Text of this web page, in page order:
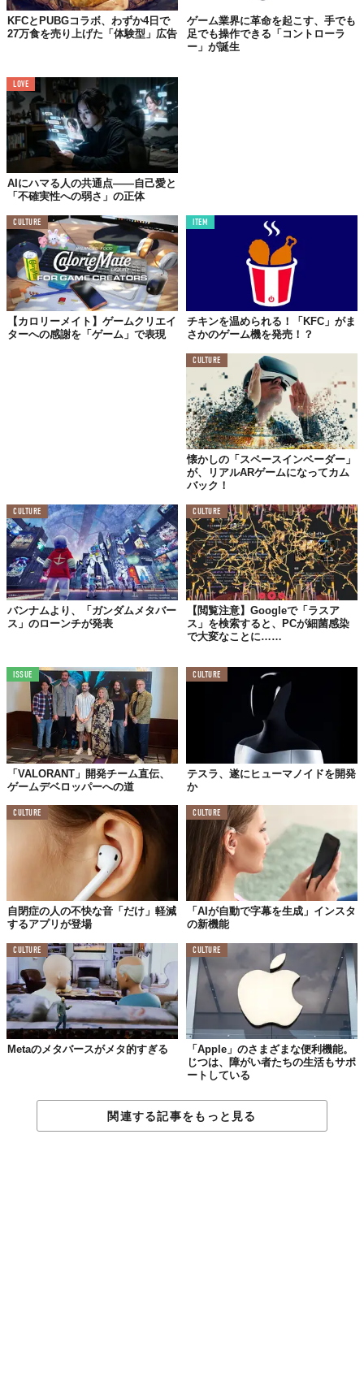
KFCとPUBGコラボ、わずか4日で
27万食を売り上げた「体験型」広告
ゲーム業界に革命を起こす、手でも
足でも操作できる「コントローラ
ー」が誕生
LOVE
AIにハマる人の共通点——自己愛と
「不確実性への弱さ」の正体
CULTURE
【カロリーメイト】ゲームクリエイ
ターへの感謝を「ゲーム」で表現
ITEM
チキンを温められる！「KFC」がま
さかのゲーム機を発売！？
CULTURE
懐かしの「スペースインベーダー」
が、リアルARゲームになってカム
バック！
CULTURE
バンナムより、「ガンダムメタバー
ス」のローンチが発表
CULTURE
【閲覧注意】Googleで「ラスア
ス」を検索すると、PCが細菌感染
で大変なことに……
ISSUE
「VALORANT」開発チーム直伝、
ゲームデベロッパーへの道
CULTURE
テスラ、遂にヒューマノイドを開発
か
CULTURE
自閉症の人の不快な音「だけ」軽減
するアプリが登場
CULTURE
「AIが自動で字幕を生成」インスタ
の新機能
CULTURE
Metaのメタバースがメタ的すぎる
CULTURE
「Apple」のさまざまな便利機能。
じつは、障がい者たちの生活もサポ
ートしている
関連する記事をもっと見る